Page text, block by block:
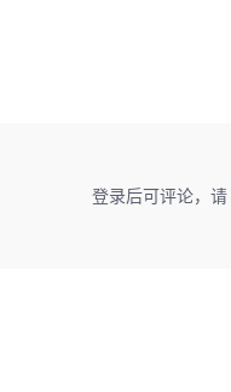
登录后可评论，请